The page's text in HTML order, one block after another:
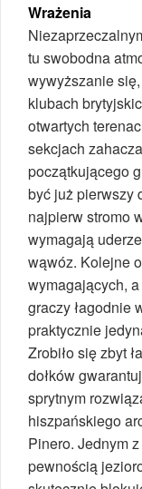
Wrażenia
tu swobodna
wywyższanie
klubach
otwartych
sekcjach
początkującego
być już pierwszy
najpierw stromo
wymagają
wąwóz. Kolejne
wymagających,
graczy łagodnie
praktycznie
Zrobiło się zbyt
dołków
sprytnym
hiszpańskiego
Pinero. Jednym
pewnością